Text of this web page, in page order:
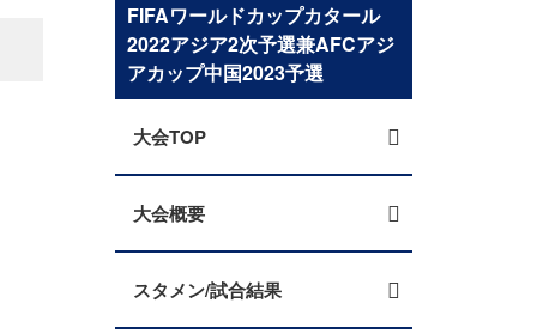
FIFAワールドカップカタール
2022アジア2次予選兼AFCアジ
アカップ中国2023予選
大会TOP
大会概要
スタメン/試合結果